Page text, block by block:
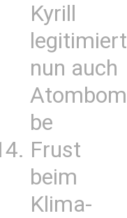
Kyrill
legitimiert
nun auch
Atombom
be
Frust
beim
Klima-